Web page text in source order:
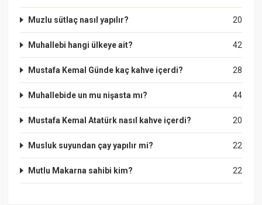
20
Muzlu sütlaç nasıl yapılır?
42
Muhallebi hangi ülkeye ait?
28
Mustafa Kemal Günde kaç kahve içerdi?
44
Muhallebide un mu nişasta mı?
20
Mustafa Kemal Atatürk nasıl kahve içerdi?
22
Musluk suyundan çay yapılır mi?
22
Mutlu Makarna sahibi kim?